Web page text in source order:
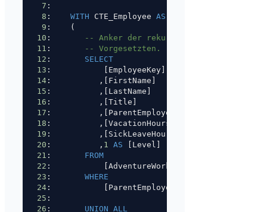
7 :
8 : WITH CTE_Employee AS
9 :    (
10 :
-- Anker der rekursiven CTE: der CEO
11 :
-- Vorgesetzten. [Level] = 1 markiert
12 : SELECT
13 :           [EmployeeKey]
14 :          ,[FirstName]
15 :          ,[LastName]
16 :          ,[Title]
17 :          ,[ParentEmployeeKey]
18 :          ,[VacationHours]
19 :          ,[SickLeaveHours]
20 :          , 1 AS [Level]
21 : FROM
22 :
23 : WHERE
24 :           [ParentEmployeeKey]
25 :
26 : UNION ALL